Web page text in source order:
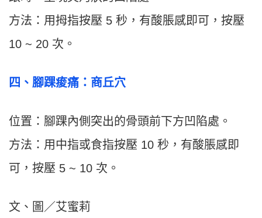
方法：用拇指按壓 5 秒，有酸脹感即可，按壓
10 ~ 20 次。
四、腳踝痠痛：商丘穴
位置：腳踝內側突出的骨頭前下方凹陷處。
方法：用中指或食指按壓 10 秒，有酸脹感即
可，按壓 5 ~ 10 次。
文、圖／艾蜜莉